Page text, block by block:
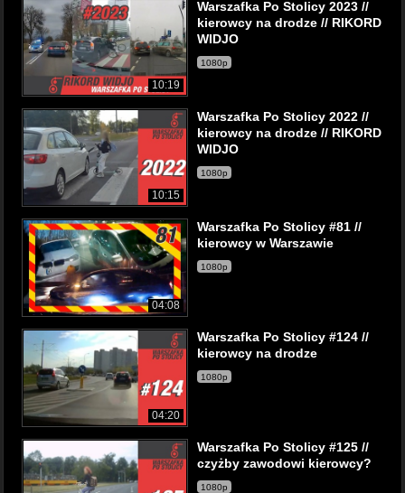
10:19
Warszafka Po Stolicy 2023 //
kierowcy na drodze // RIKORD
WIDJO
1080p
10:15
Warszafka Po Stolicy 2022 //
kierowcy na drodze // RIKORD
WIDJO
1080p
04:08
Warszafka Po Stolicy #81 //
kierowcy w Warszawie
1080p
04:20
Warszafka Po Stolicy #124 //
kierowcy na drodze
1080p
Warszafka Po Stolicy #125 //
czyżby zawodowi kierowcy?
1080p